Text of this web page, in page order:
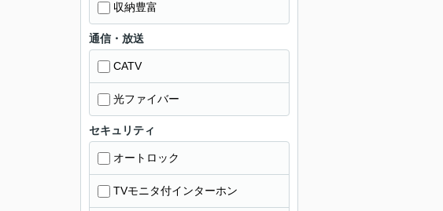
収納豊富
通信・放送
CATV
光ファイバー
セキュリティ
オートロック
TVモニタ付インターホン